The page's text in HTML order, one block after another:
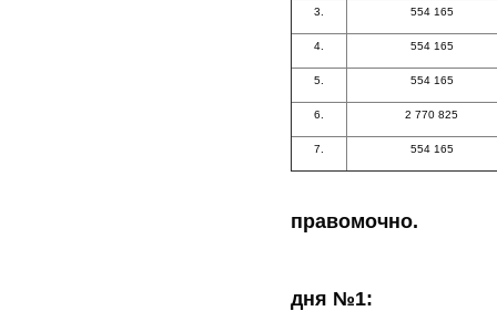
3. 554 165
4. 554 165
5. 554 165
6. 2 770 825
7. 554 165
правомочно.
дня №1: